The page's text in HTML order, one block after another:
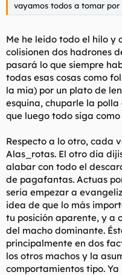
vayamos todos a tomar por
Me he leido todo el hilo y
colisionen dos hadrones
pasará lo que siempre
todas esas cosas como
la mia) por un plato de
esquina, chuparle la
que luego todo siga
Respecto a lo otro, cada
Alas_rotas. El otro dia
alabar con todo el
de pagafantas. Actuas
seria empezar a
idea de que lo más
tu posición aparente, y a
del macho dominante.
principalmente en dos
los otros machos y la
comportamientos tipo. Ya